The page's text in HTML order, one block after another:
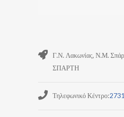
Γ.Ν. Λακωνίας, Ν.Μ.
ΣΠΑΡΤΗ
Τηλεφωνικό Κέντρο: